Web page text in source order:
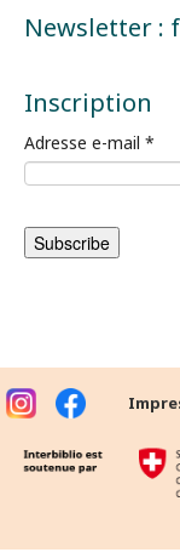
Newsletter :
Inscription
Adresse e-mail *